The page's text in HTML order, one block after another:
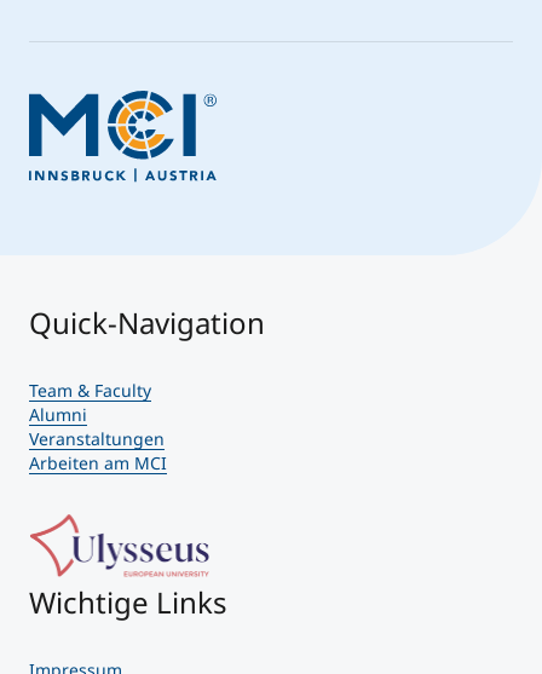
Quick-Navigation
Team & Faculty
Alumni
Veranstaltungen
Arbeiten am MCI
Wichtige Links